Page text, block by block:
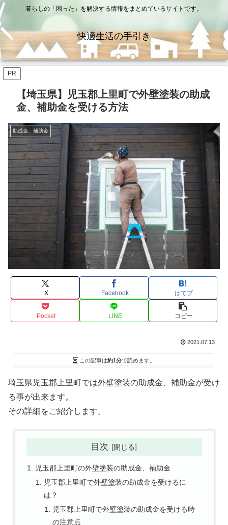
暮らしの「困った」を解決する情報をまとめているサイトです。
快適生活の手引き
PR
【埼玉県】児玉郡上里町で外壁塗装の助成
金、補助金を受ける方法
助成金、補助金
X Facebook はてブ
Pocket LINE コピー
2021.07.13
この記事は約1分で読めます。
埼玉県児玉郡上里町では外壁塗装の助成金、補助金が受け
る事が出来ます。
その詳細をご紹介します。
目次
児玉郡上里町の外壁塗装の助成金、補助金
児玉郡上里町で外壁塗装の助成金を受けるに
は？
児玉郡上里町で外壁塗装の助成金を受ける時
の注意点